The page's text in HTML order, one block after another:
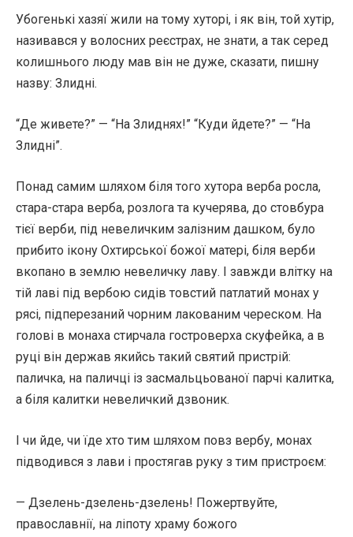
Убогенькі хазяї жили на тому хуторі, і як він, той хутір,
називався у волосних реєстрах, не знати, а так серед
колишнього люду мав він не дуже, сказати, пишну
назву: Злидні.
“Де живете?” — “На Злиднях!” “Куди йдете?” — “На
Злидні”.
Понад самим шляхом біля того хутора верба росла,
стара-стара верба, розлога та кучерява, до стовбура
тієї верби, під невеличким залізним дашком, було
прибито ікону Охтирської божої матері, біля верби
вкопано в землю невеличку лаву. І завжди влітку на
тій лаві під вербою сидів товстий патлатий монах у
рясі, підперезаний чорним лакованим череском. На
голові в монаха стирчала гостроверха скуфейка, а в
руці він держав якийсь такий святий пристрій:
паличка, на паличці із засмальцьованої парчі калитка,
а біля калитки невеличкий дзвоник.
І чи йде, чи їде хто тим шляхом повз вербу, монах
підводився з лави і простягав руку з тим пристроєм:
— Дзелень-дзелень-дзелень! Пожертвуйте,
православнії, на ліпоту храму божого